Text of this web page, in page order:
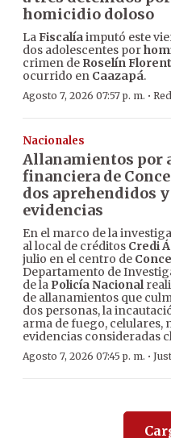
homicidio doloso
LaFiscalíaimputó este
dos adolescentes por
crimen de Roselín
ocurrido en Caazapá.
Agosto 7, 2026 07:57 p. m. ·
Nacionales
Allanamientos por
financiera de
dos aprehendidos
evidencias
En el marco de la
al local de créditos Credi
julio en el centro de
Departamento de
de la Policía Nacional
de allanamientos que
dos personas, la
arma de fuego, celulares,
evidencias consideradas
Agosto 7, 2026 07:45 p. m. ·